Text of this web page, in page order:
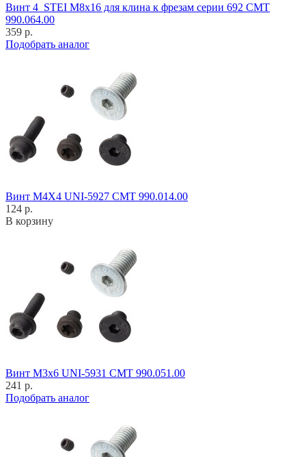
Винт 4_STEI M8x16 для клина к фрезам серии 692 CMT
990.064.00
359 р.
Подобрать аналог
Винт M4X4 UNI-5927 CMT 990.014.00
124 р.
В корзину
Винт M3x6 UNI-5931 CMT 990.051.00
241 р.
Подобрать аналог